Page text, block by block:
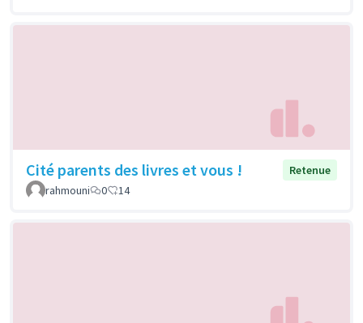
Cité parents des livres et vous !
Retenue
rahmouni
0 14